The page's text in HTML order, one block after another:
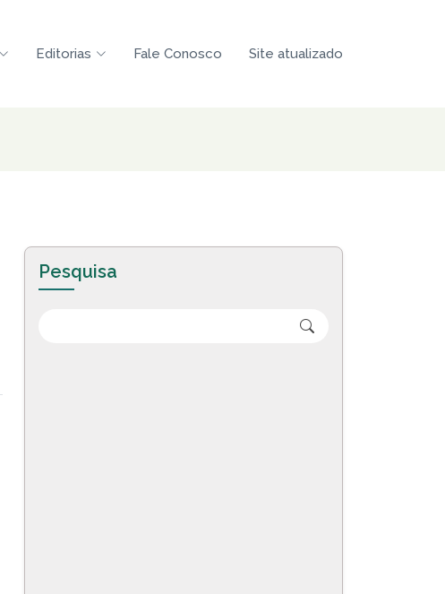
Editorias Fale Conosco Site atualizado
Pesquisa